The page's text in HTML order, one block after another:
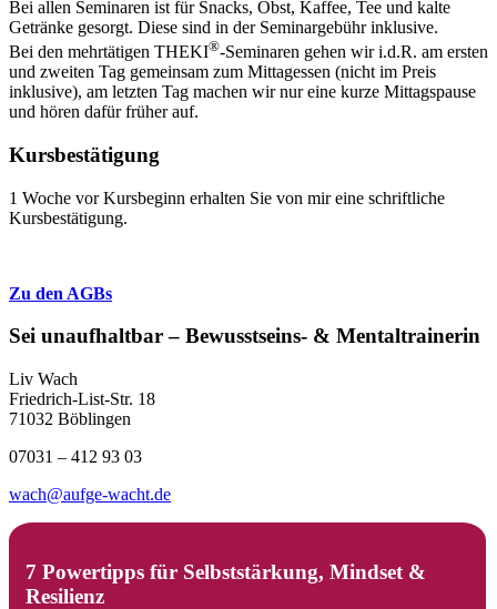
Bei allen Seminaren ist für Snacks, Obst, Kaffee, Tee und kalte
Getränke gesorgt. Diese sind in der Seminargebühr inklusive.
Bei den mehrtätigen THEKI®-Seminaren gehen wir i.d.R. am ersten
und zweiten Tag gemeinsam zum Mittagessen (nicht im Preis
inklusive), am letzten Tag machen wir nur eine kurze Mittagspause
und hören dafür früher auf.
Kursbestätigung
1 Woche vor Kursbeginn erhalten Sie von mir eine schriftliche
Kursbestätigung.
Zu den AGBs
Sei unaufhaltbar – Bewusstseins- & Mentaltrainerin
Liv Wach
Friedrich-List-Str. 18
71032 Böblingen
07031 – 412 93 03
wach@aufge-wacht.de
7 Powertipps für Selbststärkung, Mindset &
Resilienz